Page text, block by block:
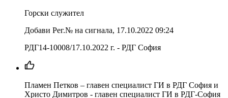
Горски служител
Добави Рег.№ на сигнала, 17.10.2022 09:24
РДГ14-10008/17.10.2022 г. - РДГ София
Пламен Петков – главен специалист ГИ в РДГ София и
Христо Димитров - главен специалист ГИ в РДГ-София